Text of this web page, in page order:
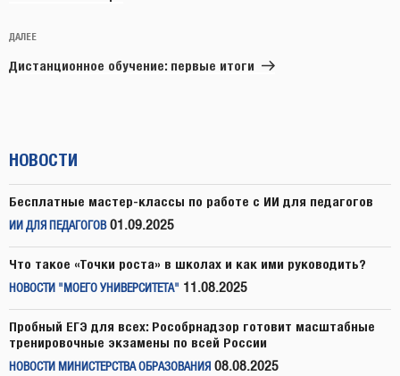
Следующая
запись
ДАЛЕЕ
Дистанционное обучение: первые итоги
НОВОСТИ
Бесплатные мастер-классы по работе с ИИ для педагогов
ИИ ДЛЯ ПЕДАГОГОВ 01.09.2025
Что такое «Точки роста» в школах и как ими руководить?
НОВОСТИ "МОЕГО УНИВЕРСИТЕТА" 11.08.2025
Пробный ЕГЭ для всех: Рособрнадзор готовит масштабные
тренировочные экзамены по всей России
НОВОСТИ МИНИСТЕРСТВА ОБРАЗОВАНИЯ 08.08.2025